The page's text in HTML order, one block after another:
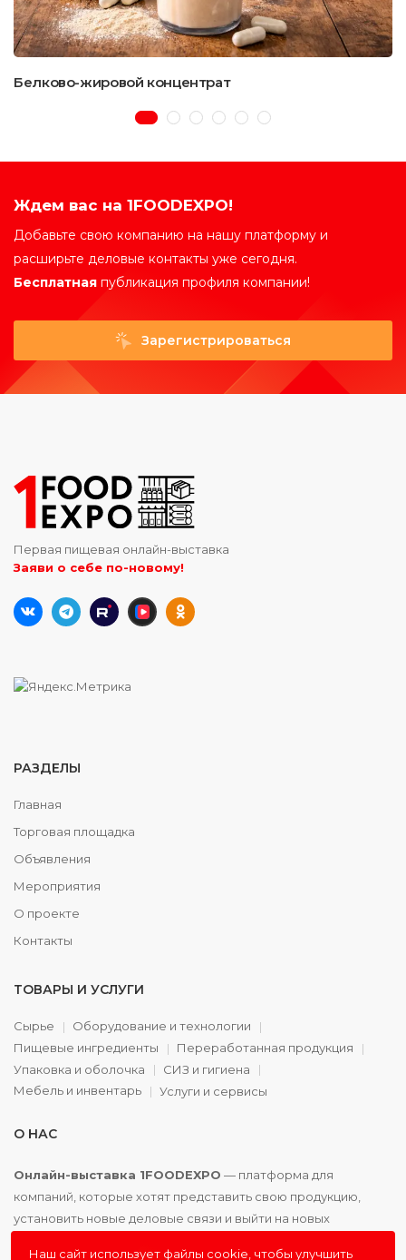
Белково-жировой концентрат
Ждем вас на 1FOODEXPO!
Добавьте свою компанию на нашу платформу и
расширьте деловые контакты уже сегодня.
Бесплатная публикация профиля компании!
Зарегистрироваться
Первая пищевая онлайн-выставка
Заяви о себе по-новому!
РАЗДЕЛЫ
Главная
Торговая площадка
Объявления
Мероприятия
О проекте
Контакты
ТОВАРЫ И УСЛУГИ
Сырье
Оборудование и технологии
Пищевые ингредиенты
Переработанная продукция
Упаковка и оболочка
СИЗ и гигиена
Мебель и инвентарь
Услуги и сервисы
О НАС
Онлайн-выставка 1FOODEXPO — платформа для
компаний, которые хотят представить свою продукцию,
установить новые деловые связи и выйти на новых
Наш сайт использует файлы cookie, чтобы улучшить